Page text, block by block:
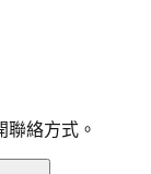
聯絡方式。